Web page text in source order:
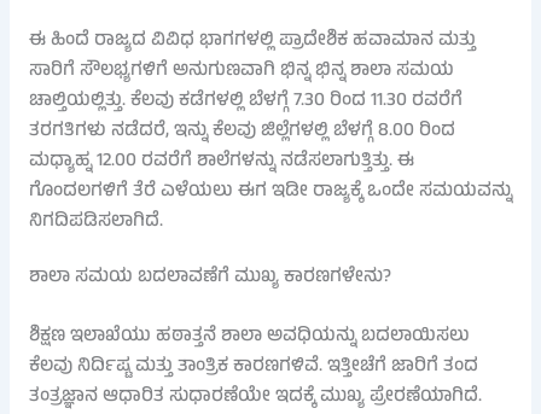
ಈ ಹಿಂದೆ ರಾಜ್ಯದ ವಿವಿಧ ಭಾಗಗಳಲ್ಲಿ ಪ್ರಾದೇಶಿಕ ಹವಾಮಾನ ಮತ್ತು
ಸಾರಿಗೆ ಸೌಲಭ್ಯಗಳಿಗೆ ಅನುಗುಣವಾಗಿ ಭಿನ್ನ ಭಿನ್ನ ಶಾಲಾ ಸಮಯ
ಚಾಲ್ತಿಯಲ್ಲಿತ್ತು. ಕೆಲವು ಕಡೆಗಳಲ್ಲಿ ಬೆಳಗ್ಗೆ 7.30 ರಿಂದ 11.30 ರವರೆಗೆ
ತರಗತಿಗಳು ನಡೆದರೆ, ಇನ್ನು ಕೆಲವು ಜಿಲ್ಲೆಗಳಲ್ಲಿ ಬೆಳಗ್ಗೆ 8.00 ರಿಂದ
ಮಧ್ಯಾಹ್ನ 12.00 ರವರೆಗೆ ಶಾಲೆಗಳನ್ನು ನಡೆಸಲಾಗುತ್ತಿತ್ತು. ಈ
ಗೊಂದಲಗಳಿಗೆ ತೆರೆ ಎಳೆಯಲು ಈಗ ಇಡೀ ರಾಜ್ಯಕ್ಕೆ ಒಂದೇ ಸಮಯವನ್ನು
ನಿಗದಿಪಡಿಸಲಾಗಿದೆ.
ಶಾಲಾ ಸಮಯ ಬದಲಾವಣೆಗೆ ಮುಖ್ಯ ಕಾರಣಗಳೇನು?
ಶಿಕ್ಷಣ ಇಲಾಖೆಯು ಹಠಾತ್ತನೆ ಶಾಲಾ ಅವಧಿಯನ್ನು ಬದಲಾಯಿಸಲು
ಕೆಲವು ನಿರ್ದಿಷ್ಟ ಮತ್ತು ತಾಂತ್ರಿಕ ಕಾರಣಗಳಿವೆ. ಇತ್ತೀಚೆಗೆ ಜಾರಿಗೆ ತಂದ
ತಂತ್ರಜ್ಞಾನ ಆಧಾರಿತ ಸುಧಾರಣೆಯೇ ಇದಕ್ಕೆ ಮುಖ್ಯ ಪ್ರೇರಣೆಯಾಗಿದೆ.